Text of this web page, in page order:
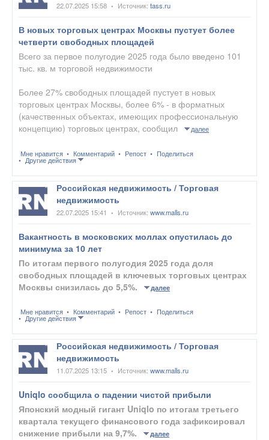
22.07.2025 15:58 • Источник: tass.ru
В новых торговых центрах Москвы пустует более
четверти свободных площадей
Всего за первое полугодие 2025 года было введено 101
тыс. кв. м торговой недвижимости
Более 27% свободных площадей пустует в новых
торговых центрах Москвы, более 6% - в форматных
(качественных объектах, имеющих профессиональную
концепцию) торговых центрах, сообщил
далее
Мне нравится Комментарий Репост Поделиться
Другие действия
Российская недвижимость / Торговая
недвижимость
22.07.2025 15:41 • Источник: www.malls.ru
Вакантность в московских моллах опустилась до
минимума за 10 лет
По итогам первого полугодия 2025 года доля
свободных площадей в ключевых торговых центрах
Москвы снизилась до 5,5%.
далее
Мне нравится Комментарий Репост Поделиться
Другие действия
Российская недвижимость / Торговая
недвижимость
11.07.2025 13:15 • Источник: www.malls.ru
Uniqlo сообщила о падении чистой прибыли
Японский модный гигант Uniqlo по итогам третьего
квартала текущего финансового года зафиксировал
снижение прибыли на 9,7%.
далее